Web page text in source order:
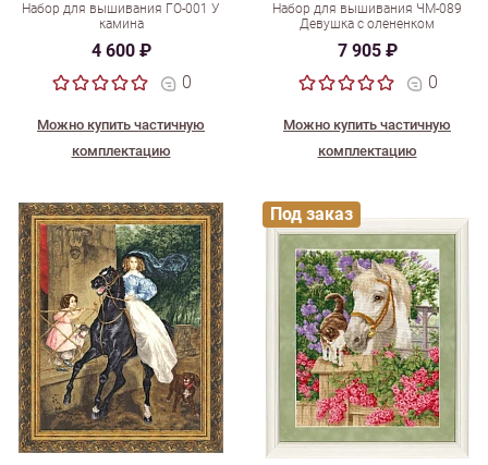
Набор для вышивания ГО-001 У
камина
4 600 ₽
0
Можно купить частичную
комплектацию
Набор для вышивания ЧМ-089
Девушка с олененком
7 905 ₽
0
Можно купить частичную
комплектацию
Под заказ